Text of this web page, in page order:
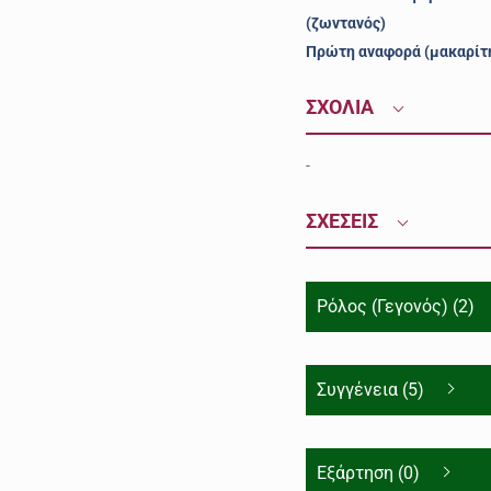
(ζωντανός)
Πρώτη αναφορά
ΣΧΟΛΙΑ
-
ΣΧΕΣΕΙΣ
Ρόλος (Γεγονός) (2)
Συγγένεια (5)
Εξάρτηση (0)